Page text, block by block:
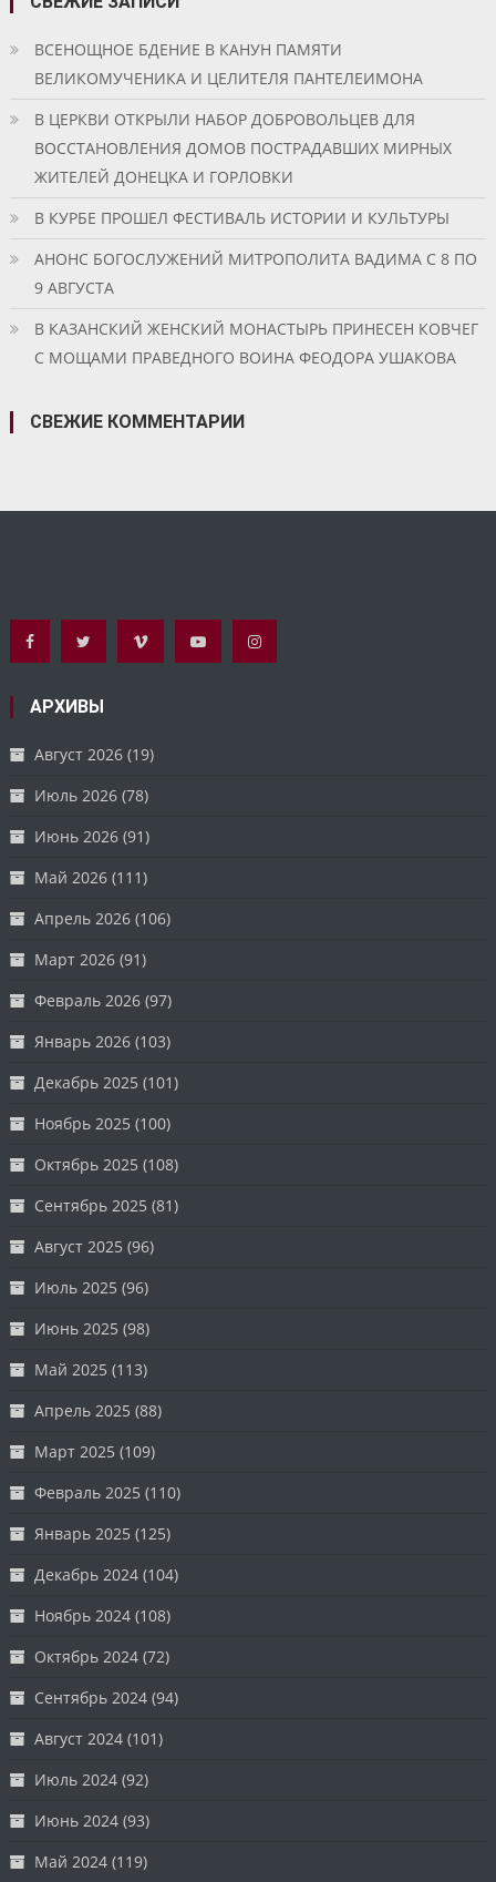
ВСЕНОЩНОЕ БДЕНИЕ В КАНУН ПАМЯТИ
ВЕЛИКОМУЧЕНИКА И ЦЕЛИТЕЛЯ ПАНТЕЛЕИМОНА
В ЦЕРКВИ ОТКРЫЛИ НАБОР ДОБРОВОЛЬЦЕВ ДЛЯ
ВОССТАНОВЛЕНИЯ ДОМОВ ПОСТРАДАВШИХ МИРНЫХ
ЖИТЕЛЕЙ ДОНЕЦКА И ГОРЛОВКИ
В КУРБЕ ПРОШЕЛ ФЕСТИВАЛЬ ИСТОРИИ И КУЛЬТУРЫ
АНОНС БОГОСЛУЖЕНИЙ МИТРОПОЛИТА ВАДИМА С 8 ПО
9 АВГУСТА
В КАЗАНСКИЙ ЖЕНСКИЙ МОНАСТЫРЬ ПРИНЕСЕН КОВЧЕГ
С МОЩАМИ ПРАВЕДНОГО ВОИНА ФЕОДОРА УШАКОВА
СВЕЖИЕ КОММЕНТАРИИ
АРХИВЫ
Август 2026 (19)
Июль 2026 (78)
Июнь 2026 (91)
Май 2026 (111)
Апрель 2026 (106)
Март 2026 (91)
Февраль 2026 (97)
Январь 2026 (103)
Декабрь 2025 (101)
Ноябрь 2025 (100)
Октябрь 2025 (108)
Сентябрь 2025 (81)
Август 2025 (96)
Июль 2025 (96)
Июнь 2025 (98)
Май 2025 (113)
Апрель 2025 (88)
Март 2025 (109)
Февраль 2025 (110)
Январь 2025 (125)
Декабрь 2024 (104)
Ноябрь 2024 (108)
Октябрь 2024 (72)
Сентябрь 2024 (94)
Август 2024 (101)
Июль 2024 (92)
Июнь 2024 (93)
Май 2024 (119)